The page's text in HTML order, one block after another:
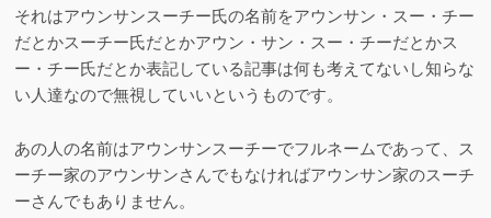
それはアウンサンスーチー氏の名前をアウンサン・スー・チー
だとかスーチー氏だとかアウン・サン・スー・チーだとかス
ー・チー氏だとか表記している記事は何も考えてないし知らな
い人達なので無視していいというものです。
あの人の名前はアウンサンスーチーでフルネームであって、ス
ーチー家のアウンサンさんでもなければアウンサン家のスーチ
ーさんでもありません。